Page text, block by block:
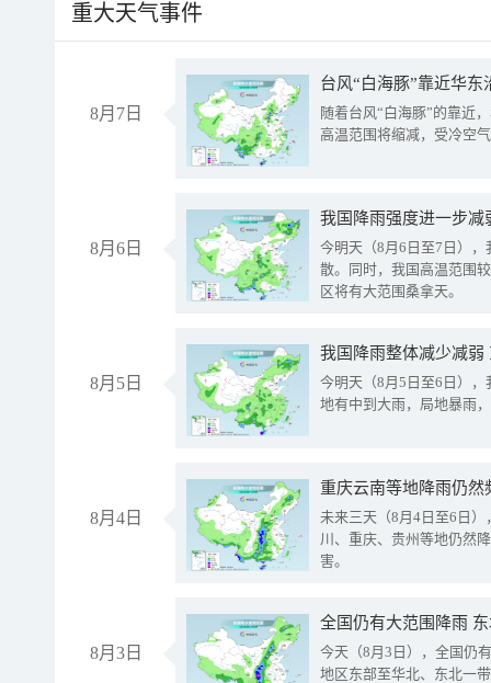
重大天气事件
8月7日
台风“白海豚”靠近华
随着台风“白海豚”的靠近
高温范围将缩减，受冷空
8月6日
今明天（8月6日至7日）
散。同时，我国高温范围
区将有大范围桑拿天。
8月5日
我国降雨整体减少减弱
今明天（8月5日至6日）
地有中到大雨，局地暴雨
8月4日
重庆云南等地降雨仍然
未来三天（8月4日至6日
川、重庆、贵州等地仍然
害。
8月3日
全国仍有大范围降雨
今天（8月3日），全国仍
地区东部至华北、东北一